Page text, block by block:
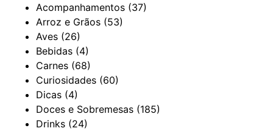
Acompanhamentos (37)
Arroz e Grãos (53)
Aves (26)
Bebidas (4)
Carnes (68)
Curiosidades (60)
Dicas (4)
Doces e Sobremesas (185)
Drinks (24)